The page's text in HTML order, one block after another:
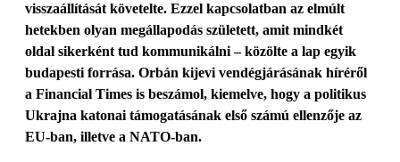
visszaállítását követelte. Ezzel kapcsolatban az elmúlt
hetekben olyan megállapodás született, amit mindkét
oldal sikerként tud kommunikálni – közölte a lap egyik
budapesti forrása. Orbán kijevi vendégjárásának híréről
a Financial Times is beszámol, kiemelve, hogy a politikus
Ukrajna katonai támogatásának első számú ellenzője az
EU-ban, illetve a NATO-ban.